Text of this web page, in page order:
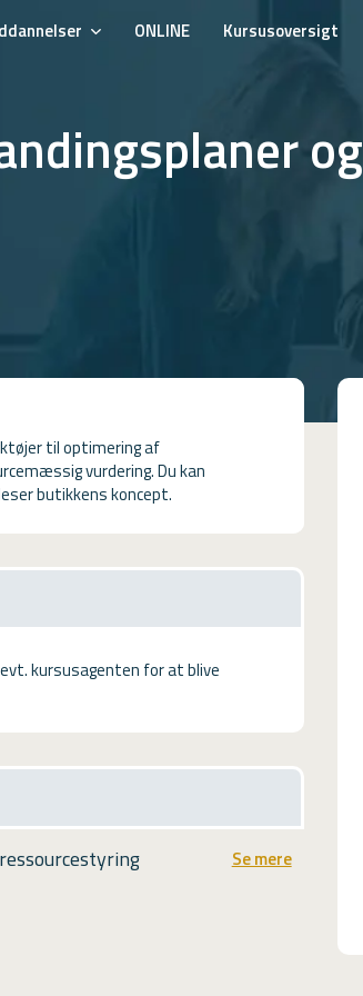
ONLINE Kursusoversigt
og
til optimering af
vurdering. Du kan
butikkens koncept.
kursusagenten for at blive
Se mere